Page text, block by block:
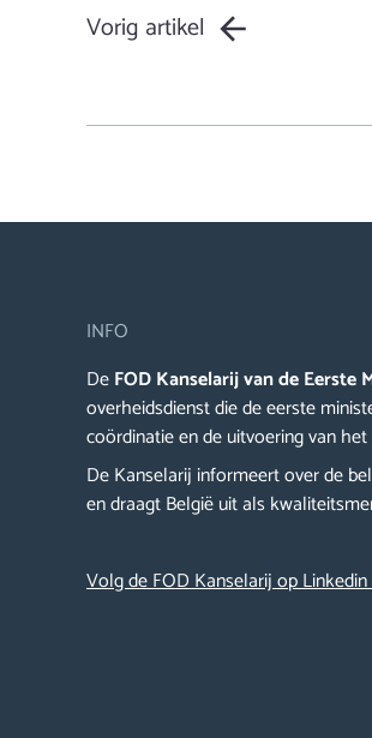
Vorig artikel
INFO
DeFOD Kanselarij van de Eerste
overheidsdienst die de eerste
coördinatie en de uitvoering van
De Kanselarij informeert over de
en draagt België uit als
Volg de FOD Kanselarij op Linkedin